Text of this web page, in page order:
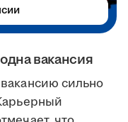
вакансия
сильно